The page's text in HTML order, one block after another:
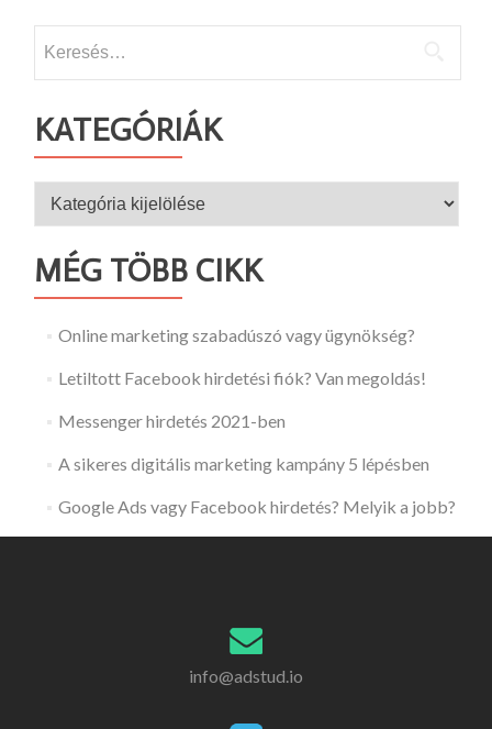
KATEGÓRIÁK
Kategóriák
MÉG TÖBB CIKK
Online marketing szabadúszó vagy ügynökség?
Letiltott Facebook hirdetési fiók? Van megoldás!
Messenger hirdetés 2021-ben
A sikeres digitális marketing kampány 5 lépésben
Google Ads vagy Facebook hirdetés? Melyik a jobb?
info@adstud.io